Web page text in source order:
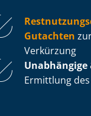
Gutachten
Verkürzung
Unabhängige
Ermittlung